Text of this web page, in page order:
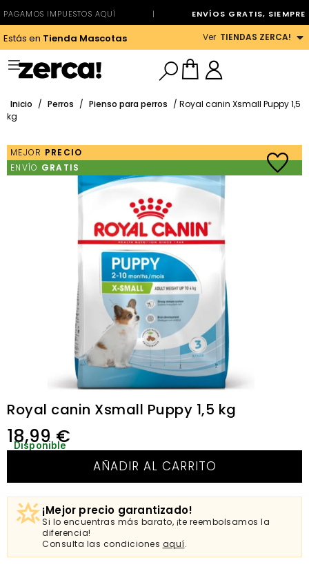
PAGAMOS IMPUESTOS AQUÍ | ENVÍOS GRATIS, SIEMPRE
Estás en Tienda Mascotas Ver TIENDAS ZERCA!
Inicio / Perros / Pienso para perros / Royal canin Xsmall Puppy 1,5
kg
MEJOR PRECIO
ENVÍO GRATIS
Royal canin Xsmall Puppy 1,5 kg
18,99€
Disponible
AÑADIR AL CARRITO
¡Mejor precio garantizado!
Si lo encuentras más barato, ¡te reembolsamos la
diferencia!
Consulta las condiciones aquí.